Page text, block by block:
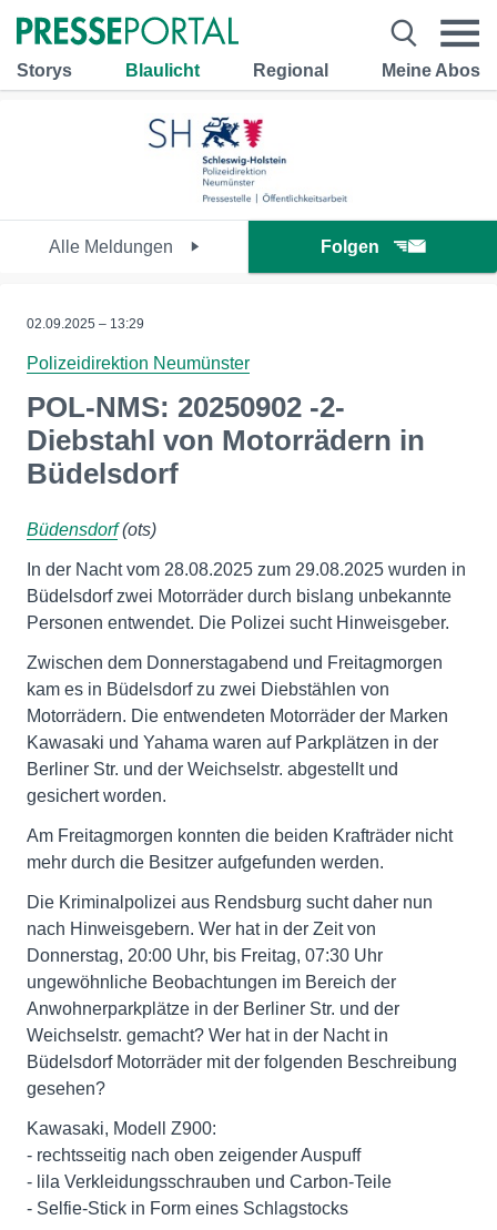
Storys Blaulicht Regional Meine Abos
Alle Meldungen Folgen
02.09.2025 – 13:29
Polizeidirektion Neumünster
POL-NMS: 20250902 -2-
Diebstahl von Motorrädern in
Büdelsdorf
Büdensdorf(ots)
In der Nacht vom 28.08.2025 zum 29.08.2025 wurden in
Büdelsdorf zwei Motorräder durch bislang unbekannte
Personen entwendet. Die Polizei sucht Hinweisgeber.
Zwischen dem Donnerstagabend und Freitagmorgen
kam es in Büdelsdorf zu zwei Diebstählen von
Motorrädern. Die entwendeten Motorräder der Marken
Kawasaki und Yahama waren auf Parkplätzen in der
Berliner Str. und der Weichselstr. abgestellt und
gesichert worden.
Am Freitagmorgen konnten die beiden Krafträder nicht
mehr durch die Besitzer aufgefunden werden.
Die Kriminalpolizei aus Rendsburg sucht daher nun
nach Hinweisgebern. Wer hat in der Zeit von
Donnerstag, 20:00 Uhr, bis Freitag, 07:30 Uhr
ungewöhnliche Beobachtungen im Bereich der
Anwohnerparkplätze in der Berliner Str. und der
Weichselstr. gemacht? Wer hat in der Nacht in
Büdelsdorf Motorräder mit der folgenden Beschreibung
gesehen?
Kawasaki, Modell Z900:
- rechtsseitig nach oben zeigender Auspuff
- lila Verkleidungsschrauben und Carbon-Teile
- Selfie-Stick in Form eines Schlagstocks